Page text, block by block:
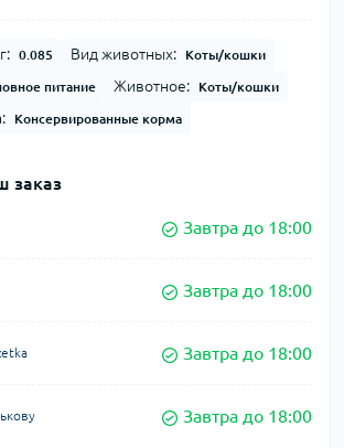
0.085 Вид животных: Коты/кошки
питание Животное: Коты/кошки
Консервированные корма
заказ
Завтра до 18:00
Завтра до 18:00
Завтра до 18:00
Завтра до 18:00